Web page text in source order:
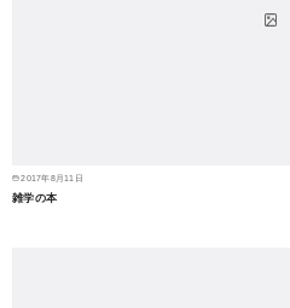
2017年8月11日
雑学の本